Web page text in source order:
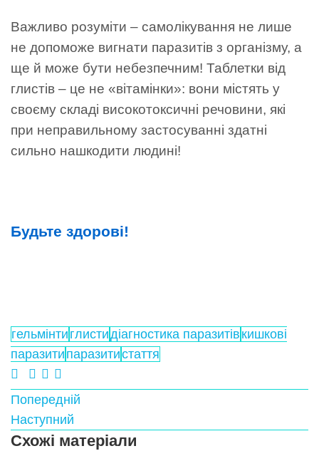
Важливо розуміти – самолікування не лише
не допоможе вигнати паразитів з організму, а
ще й може бути небезпечним! Таблетки від
глистів – це не «вітамінки»: вони містять у
своєму складі високотоксичні речовини, які
при неправильному застосуванні здатні
сильно нашкодити людині!
Будьте здорові!
гельмінти глистидіагностика паразитів кишкові
паразити паразитистаття
Попередній
Наступний
Схожі матеріали